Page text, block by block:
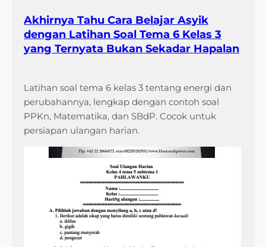
Akhirnya Tahu Cara Belajar Asyik
dengan Latihan Soal Tema 6 Kelas 3
yang Ternyata Bukan Sekadar Hapalan
Latihan soal tema 6 kelas 3 tentang energi dan
perubahannya, lengkap dengan contoh soal
PPKn, Matematika, dan SBdP. Cocok untuk
persiapan ulangan harian.